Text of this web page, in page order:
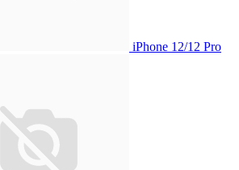
iPhone 12/12 Pro